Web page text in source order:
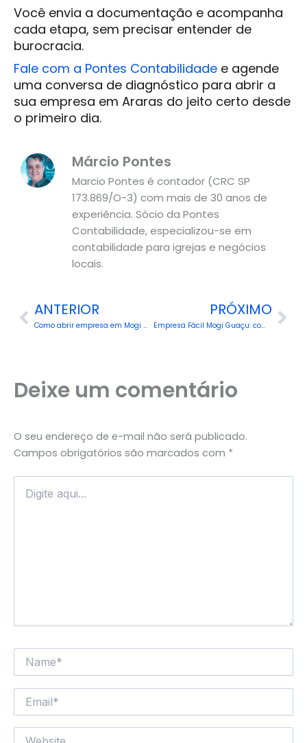
Você envia a documentação e acompanha
cada etapa, sem precisar entender de
burocracia.
Fale com a Pontes Contabilidade e agende
uma conversa de diagnóstico para abrir a
sua empresa em Araras do jeito certo desde
o primeiro dia.
Márcio Pontes
Marcio Pontes é contador (CRC SP
173.869/O-3) com mais de 30 anos de
experiência. Sócio da Pontes
Contabilidade, especializou-se em
contabilidade para igrejas e negócios
locais.
Prev
ANTERIOR
Como abrir empresa em Mogi Mirim
PRÓXIMO
Empresa Fácil Mogi Guaçu: como funciona a abertura de empresa na cidade
Deixe um comentário
O seu endereço de e-mail não será publicado.
Campos obrigatórios são marcados com *
AQUI...
EMAIL*